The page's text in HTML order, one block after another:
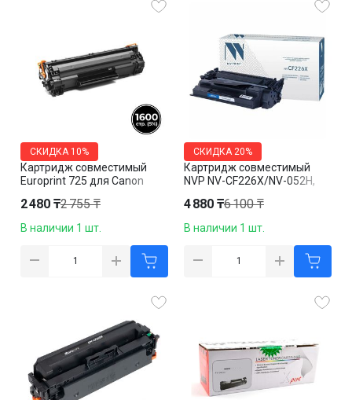
Картридж совместимый
Europrint 725 для Canon
6000/6020/6030/MF3010,
черный
СКИДКА 10%
2 480 ₸2 755 ₸
В наличии 1 шт.
Картридж совместимый
NVP NV-CF226X/NV-052H,
СКИДКА 20%
4 880 ₸6 100 ₸
В наличии 1 шт.